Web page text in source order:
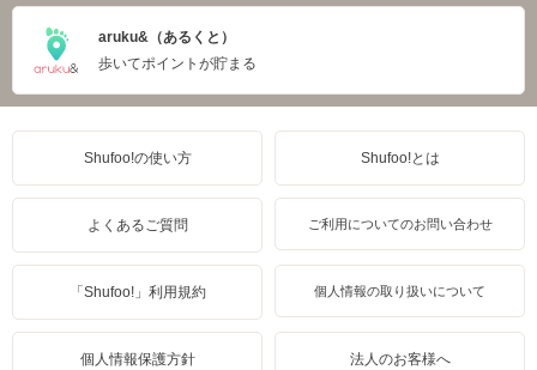
aruku&（あるくと）
歩いてポイントが貯まる
Shufoo!の使い方 Shufoo!とは
よくあるご質問 ご利用についてのお問い合わせ
「Shufoo!」利用規約 個人情報の取り扱いについて
個人情報保護方針 法人のお客様へ